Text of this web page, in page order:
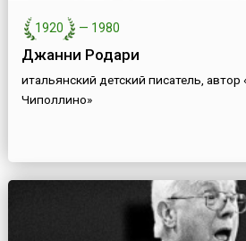
1920 — 1980
Джанни Родари
итальянский детский писатель,
Чиполлино»